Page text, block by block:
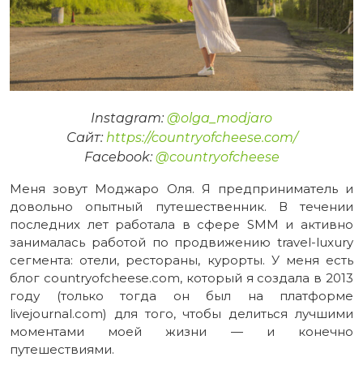
Instagram: @olga_modjaro
Сайт: https://countryofcheese.com/
Facebook: @countryofcheese
Меня зовут Моджаро Оля. Я предприниматель и
довольно опытный путешественник. В течении
последних лет работала в сфере SMM и активно
занималась работой по продвижению travel-luxury
сегмента: отели, рестораны, курорты. У меня есть
блог countryofcheese.com, который я создала в 2013
году (только тогда он был на платформе
livejournal.com) для того, чтобы делиться лучшими
моментами моей жизни — и конечно
путешествиями.